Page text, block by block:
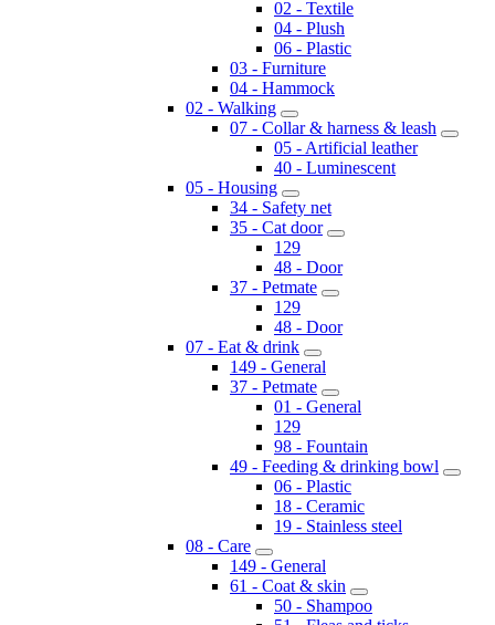
02 - Textile
04 - Plush
06 - Plastic
03 - Furniture
04 - Hammock
02 - Walking
07 - Collar & harness & leash
05 - Artificial leather
40 - Luminescent
05 - Housing
34 - Safety net
35 - Cat door
129
48 - Door
37 - Petmate
129
48 - Door
07 - Eat & drink
149 - General
37 - Petmate
01 - General
129
98 - Fountain
49 - Feeding & drinking bowl
06 - Plastic
18 - Ceramic
19 - Stainless steel
08 - Care
149 - General
61 - Coat & skin
50 - Shampoo